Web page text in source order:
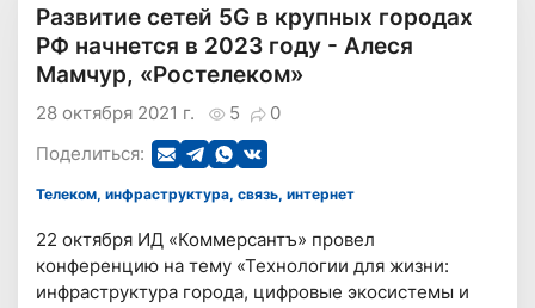
Развитие сетей 5G в крупных городах
РФ начнется в 2023 году - Алеся
Мамчур, «Ростелеком»
5 0
28 октября 2021 г.
Поделиться:
Телеком, инфраструктура, связь, интернет
22 октября ИД «Коммерсантъ» провел
конференцию на тему «Технологии для жизни:
инфраструктура города, цифровые экосистемы и